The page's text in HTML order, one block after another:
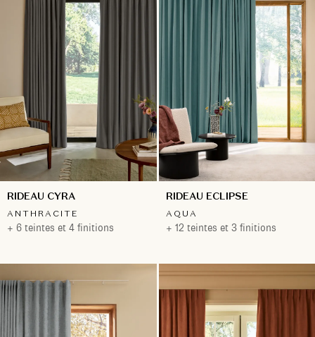
RIDEAU CYRA
ANTHRACITE
+ 6 teintes et 4 finitions
RIDEAU ECLIPSE
AQUA
+ 12 teintes et 3 finitions